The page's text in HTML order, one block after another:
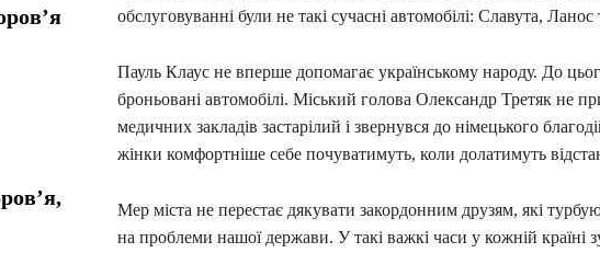
обслуговуванні були не такі сучасні автомобілі: Славута, Ланос
Пауль Клаус не вперше допомагає українському народу. До
броньовані автомобілі. Міський голова Олександр Третяк не
медичних закладів застарілий і звернувся до німецького
жінки комфортніше себе почуватимуть, коли долатимуть
Мер міста не перестає дякувати закордонним друзям, які
на проблеми нашої держави. У такі важкі часи у кожній країні